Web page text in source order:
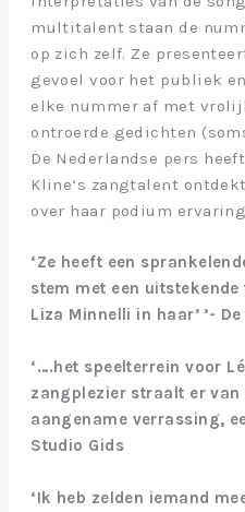
multitalent staan de
op zich zelf. Ze
gevoel voor het publiek
elke nummer af met
ontroerde gedichten
De Nederlandse pers
Kline‘s zangtalent
over haar podium
‘Ze heeft een
stem met een
Liza Minnelli in haar’ ’-
‘….het speelterrein voor
zangplezier straalt er van
aangename verrassing,
Studio Gids
‘Ik heb zelden iemand